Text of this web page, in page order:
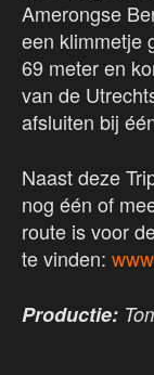
Amerongse
een klimmetje
69 meter en
van de
afsluiten bij
Naast deze
nog één of
route is voor
te vinden:
Productie: